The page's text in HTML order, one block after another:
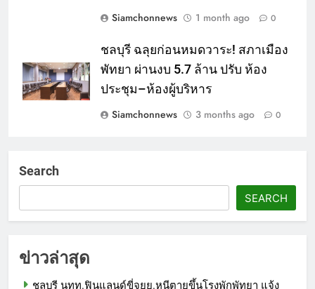
Siamchonnews
1 month ago 0
ชลบุรี ฉลุยก่อนหมดวาระ! สภาเมือง
พัทยา ผ่านงบ 5.7 ล้าน ปรับ ห้อง
ประชุม–ห้องผู้บริหาร
Siamchonnews
3 months ago 0
Search
SEARCH
ข่าวล่าสุด
ชลบุรี นทท.ฟินแลนด์ขี่จยย.หนีตายขึ้นโรงพักพัทยา แจ้ง